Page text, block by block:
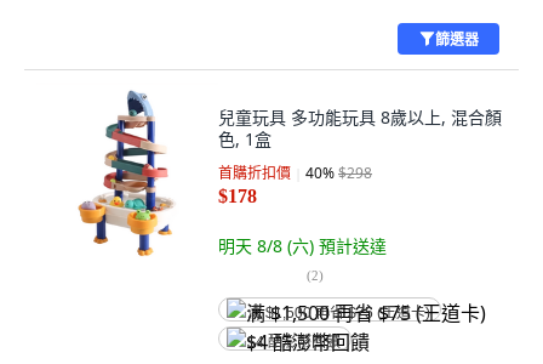
篩選器
兒童玩具 多功能玩具 8歲以上, 混合顏
色, 1盒
首購折扣價 40%$298
$178
明天 8/8 (六) 預計送達
(2)
满 $1,500 再省 $75 (王道卡)
$4 酷澎幣回饋